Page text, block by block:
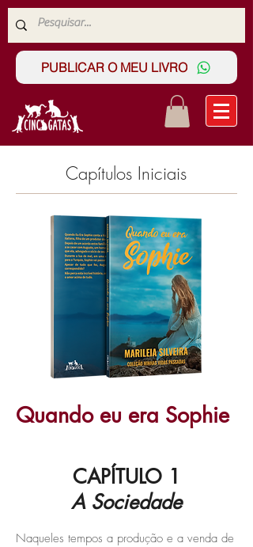
PUBLICAR O MEU LIVRO
Capítulos Iniciais
Quando eu era Sophie
CAPÍTULO 1
A Sociedade
Naqueles tempos a produção e a venda de